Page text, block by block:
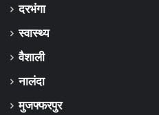
दरभंगा
स्वास्थ्य
वैशाली
नालंदा
मुजफ्फरपुर